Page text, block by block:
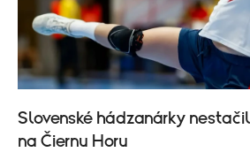
Slovenské hádzanárky
na Čiernu Horu